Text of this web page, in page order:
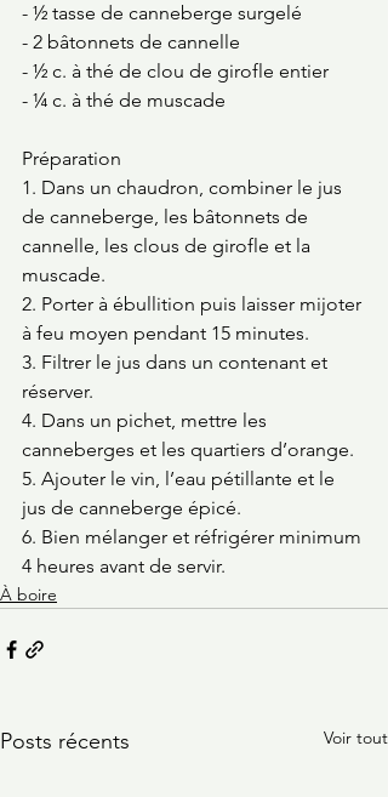
- ½ tasse de canneberge surgelé
- 2 bâtonnets de cannelle
- ½ c. à thé de clou de girofle entier
- ¼ c. à thé de muscade
Préparation
1. Dans un chaudron, combiner le jus
de canneberge, les bâtonnets de
cannelle, les clous de girofle et la
muscade.
2. Porter à ébullition puis laisser mijoter
à feu moyen pendant 15 minutes.
3. Filtrer le jus dans un contenant et
réserver.
4. Dans un pichet, mettre les
canneberges et les quartiers d’orange.
5. Ajouter le vin, l’eau pétillante et le
jus de canneberge épicé.
6. Bien mélanger et réfrigérer minimum
4 heures avant de servir.
À boire
Posts récents Voir tout